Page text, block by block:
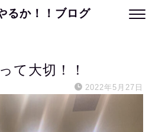
るか！！ブログ
て大切！！
2022年5月27日